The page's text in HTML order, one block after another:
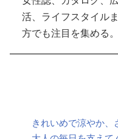
活、ライフスタイル
方でも注目を集める
きれいめで涼やか、